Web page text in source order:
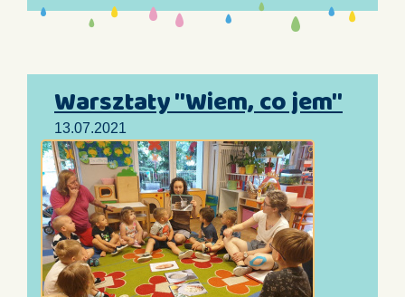
Warsztaty "Wiem, co jem"
13.07.2021